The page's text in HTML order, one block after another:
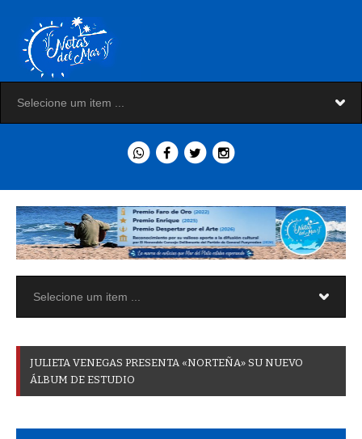
JULIETA VENEGAS PRESENTA «NORTEÑA» SU NUEVO
ÁLBUM DE ESTUDIO